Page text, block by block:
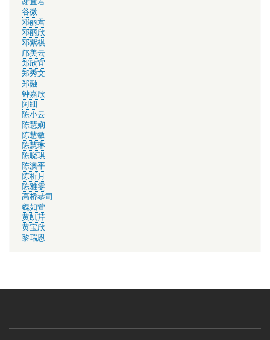
谷微
邓丽君
邓丽欣
邓紫棋
邝美云
郑欣宜
郑秀文
郑融
钟嘉欣
阿细
陈小云
陈慧娴
陈慧敏
陈慧琳
陈晓琪
陈澳平
陈祈月
陈雅雯
高桥恭司
魏如萱
黄凯芹
黄宝欣
黎瑞恩